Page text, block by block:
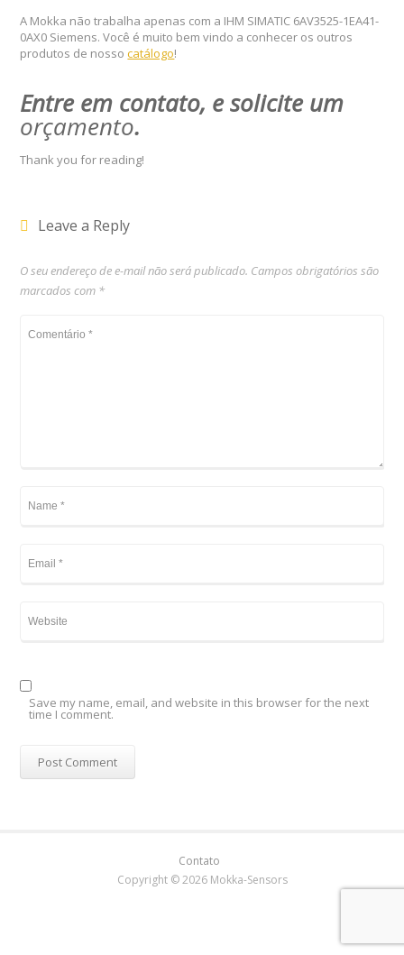
A Mokka não trabalha apenas com a IHM SIMATIC 6AV3525-1EA41-
0AX0 Siemens. Você é muito bem vindo a conhecer os outros
produtos de nossocatálogo!
Entre em contato, e solicite um
orçamento.
Thank you for reading!
Leave a Reply
O seu endereço de e-mail não será publicado. Campos obrigatórios são
marcados com *
Save my name, email, and website in this browser for the next
time I comment.
Contato
Copyright © 2026 Mokka-Sensors